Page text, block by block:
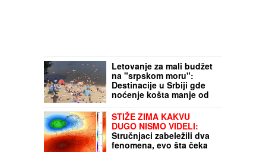
Letovanje za mali budžet
na "srpskom moru":
Destinacije u Srbiji gde
noćenje košta manje od
ručak oko 10
STIŽE ZIMA KAKVU
DUGO NISMO VIDELI:
Stručnjaci zabeležili dva
fenomena, evo šta čeka